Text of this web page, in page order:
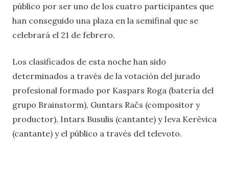
público por ser uno de los cuatro participantes que
han conseguido una plaza en la semifinal que se
celebrará el 21 de febrero.
Los clasificados de esta noche han sido
determinados a través de la votación del jurado
profesional formado por Kaspars Roga (batería del
grupo Brainstorm), Guntars Račs (compositor y
productor), Intars Busulis (cantante) y Ieva Kerēvica
(cantante) y el público a través del televoto.